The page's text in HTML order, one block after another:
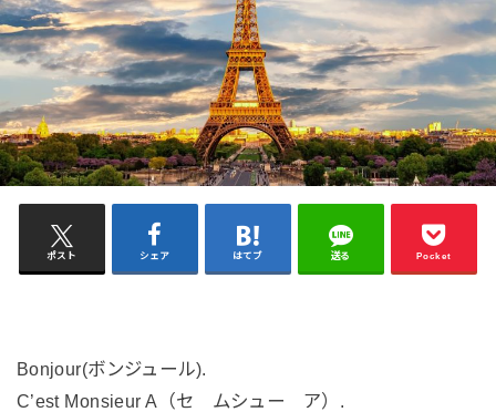
ポスト シェア はてブ 送る Pocket
Bonjour(ボンジュール).
C’est Monsieur A（セ ムシュー ア）.